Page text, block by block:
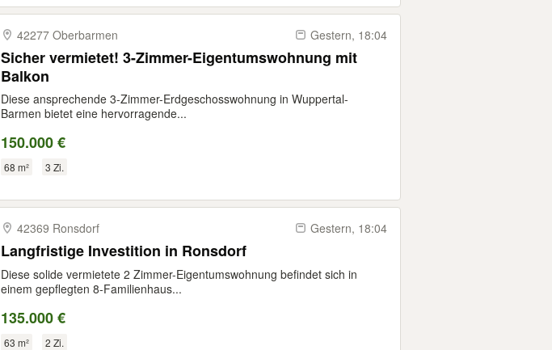
42277 Oberbarmen Gestern, 18:04
Sicher vermietet! 3-Zimmer-Eigentumswohnung mit
Balkon
Diese ansprechende 3-Zimmer-Erdgeschosswohnung in Wuppertal-
Barmen bietet eine hervorragende...
150.000 €
68 m² 3 Zi.
42369 Ronsdorf Gestern, 18:04
Langfristige Investition in Ronsdorf
Diese solide vermietete 2 Zimmer-Eigentumswohnung befindet sich in
einem gepflegten 8-Familienhaus...
135.000 €
63 m² 2 Zi.